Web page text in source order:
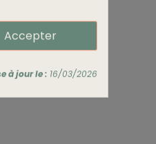
Accepter
à jour le : 16/03/2026